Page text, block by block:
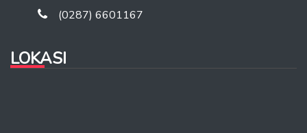
(0287) 6601167
LOKASI